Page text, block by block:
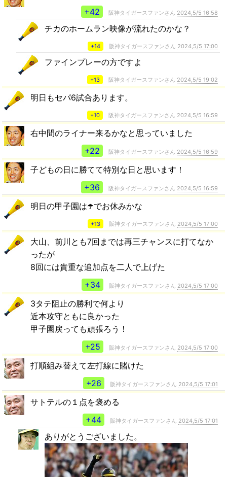
+42
阪神タイガースファンさん 2024,5/5 16:58
チカのホームラン映像が流れたのかな？
+14 阪神タイガースファンさん 2024,5/5 17:00
ファインプレーの方ですよ
+13 阪神タイガースファンさん 2024,5/5 19:02
明日もセパ6試合あります。
+10 阪神タイガースファンさん 2024,5/5 16:59
右中間のライナー来るかなと思っていました
+22
阪神タイガースファンさん 2024,5/5 16:59
子どもの日に勝てて特別な日と思います！
+36
阪神タイガースファンさん 2024,5/5 16:59
明日の甲子園は☂️でお休みかな
+13 阪神タイガースファンさん 2024,5/5 17:00
大山、前川とも7回までは再三チャンスに打てなか
ったが
8回には貴重な追加点を二人で上げた
+34
阪神タイガースファンさん 2024,5/5 17:00
3タテ阻止の勝利で何より
近本攻守ともに良かった
甲子園戻っても頑張ろう！
+25
阪神タイガースファンさん 2024,5/5 17:00
打順組み替えて左打線に賭けた
+26
阪神タイガースファンさん 2024,5/5 17:01
サトテルの１点を褒める
+44
阪神タイガースファンさん 2024,5/5 17:01
ありがとうございました。